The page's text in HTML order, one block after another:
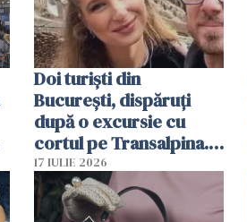
Doi turiști din
București, dispăruți
după o excursie cu
cortul pe Transalpina.
Poliția și familia îi caută
17 IULIE 2026